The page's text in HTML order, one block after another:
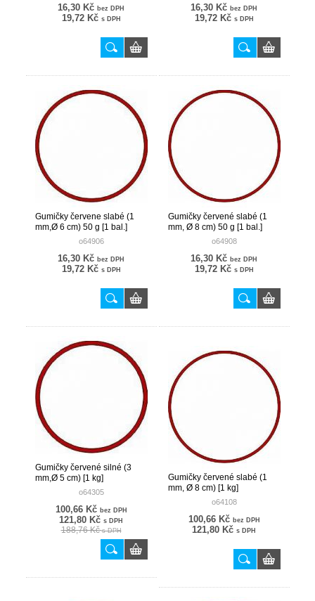
16,30 Kč bez DPH
19,72 Kč s DPH
16,30 Kč bez DPH
19,72 Kč s DPH
Gumičky červene slabé (1
mm,Ø 6 cm) 50 g [1 bal.]
o64906
16,30 Kč bez DPH
19,72 Kč s DPH
Gumičky červené slabé (1
mm, Ø 8 cm) 50 g [1 bal.]
o64908
16,30 Kč bez DPH
19,72 Kč s DPH
Gumičky červené silné (3
mm,Ø 5 cm) [1 kg]
o64305
100,66 Kč bez DPH
121,80 Kč s DPH
188,76 Kčs DPH
Gumičky červené slabé (1
mm, Ø 8 cm) [1 kg]
o64108
100,66 Kč bez DPH
121,80 Kč s DPH